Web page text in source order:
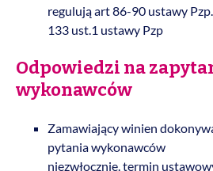
regulują art 86-90 ustawy
133 ust.1 ustawy Pzp
Odpowiedzi na
wykonawców
Zamawiający winien
pytania wykonawców
niezwłocznie. termin